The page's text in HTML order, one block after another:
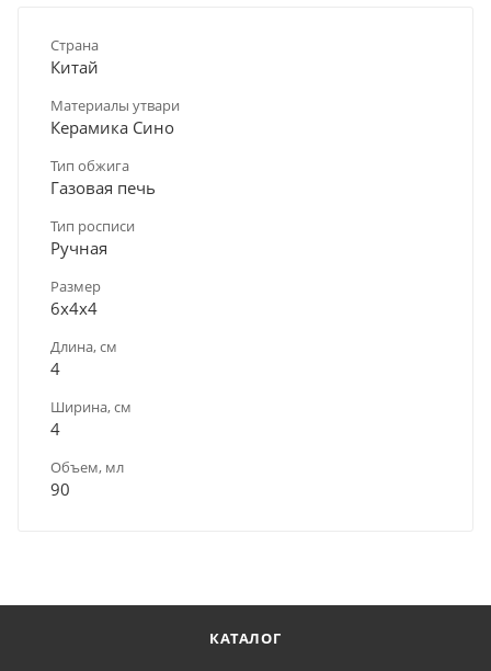
Страна
Китай
Материалы утвари
Керамика Сино
Тип обжига
Газовая печь
Тип росписи
Ручная
Размер
6х4х4
Длина, см
4
Ширина, см
4
Объем, мл
90
КАТАЛОГ